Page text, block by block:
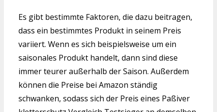
Es gibt bestimmte Faktoren, die dazu beitragen,
dass ein bestimmtes Produkt in seinem Preis
variiert. Wenn es sich beispielsweise um ein
saisonales Produkt handelt, dann sind diese
immer teurer außerhalb der Saison. Außerdem
können die Preise bei Amazon ständig
schwanken, sodass sich der Preis eines Paßiver